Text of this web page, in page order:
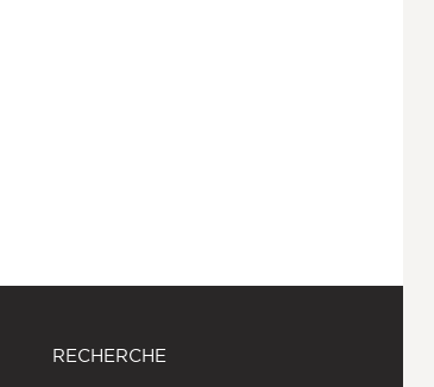
RECHERCHE